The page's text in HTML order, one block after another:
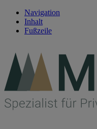
Navigation
Inhalt
Fußzeile